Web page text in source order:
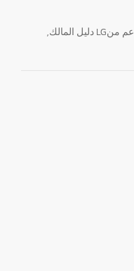
تحتاج معلومة؟ او لديك سؤال ؟ يمكننا المساعدة. سواء كنت فى حاجة الى حجز منتجك او التواصل مع احد ممثلى دعم LG أو الحصول على خدمة صيانة. إيجاد أجوبة ومعلومات أسهل عبر خدمة الإنترنت والدعم منLG دليل المالك,